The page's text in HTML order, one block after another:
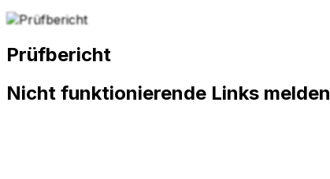
Prüfbericht
Nicht funktionierende Links melden